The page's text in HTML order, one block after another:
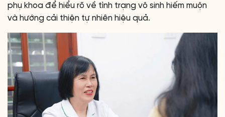
phụ khoa để hiểu rõ về tình trạng vô sinh hiếm muộn
và hướng cải thiện tự nhiên hiệu quả.